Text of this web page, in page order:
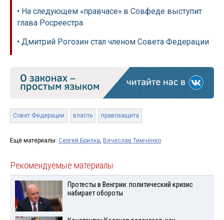
• На следующем «правчасе» в Совфеде выступит
глава Росреестра
• Дмитрий Рогозин стал членом Совета Федерации
Совет Федерации власть правозащита
Ещё материалы: Сергей Брилка Вячеслав Тимченко
Рекомендуемые материалы
Протесты в Венгрии: политический кризис
набирает обороты